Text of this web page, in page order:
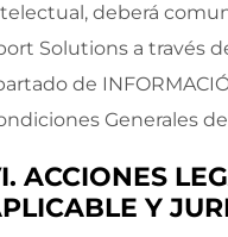
deberá
Solutions a través
de
Generales
ACCIONES
Y